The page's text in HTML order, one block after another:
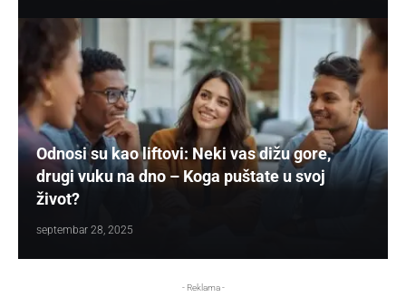
Odnosi su kao liftovi: Neki vas dižu gore,
drugi vuku na dno – Koga puštate u svoj
život?
septembar 28, 2025
- Reklama -